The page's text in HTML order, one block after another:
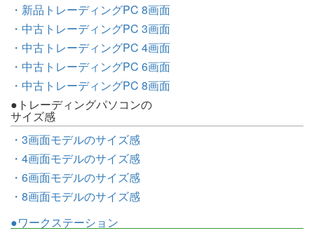
・新品トレーディングPC 8画面
・中古トレーディングPC 3画面
・中古トレーディングPC 4画面
・中古トレーディングPC 6画面
・中古トレーディングPC 8画面
●トレーディングパソコンの
サイズ感
・3画面モデルのサイズ感
・4画面モデルのサイズ感
・6画面モデルのサイズ感
・8画面モデルのサイズ感
●ワークステーション